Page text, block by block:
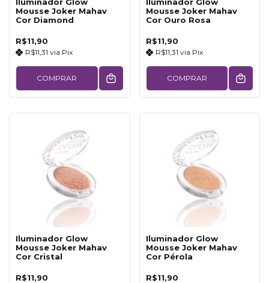
Iluminador Glow
Mousse Joker Mahav
Cor Diamond
R$11,90
R$11,31 via Pix
COMPRAR
Iluminador Glow
Mousse Joker Mahav
Cor Ouro Rosa
R$11,90
R$11,31 via Pix
COMPRAR
Iluminador Glow
Mousse Joker Mahav
Cor Cristal
R$11,90
Iluminador Glow
Mousse Joker Mahav
Cor Pérola
R$11,90